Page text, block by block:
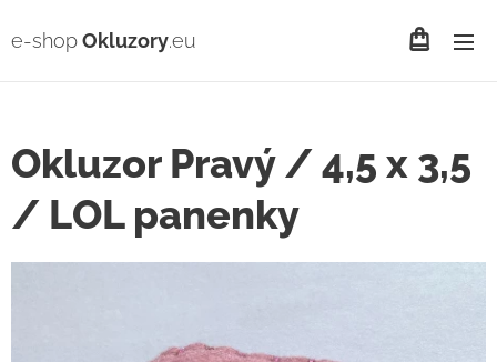
e-shopOkluzory.eu
Okluzor Pravý / 4,5 x 3,5
/ LOL panenky